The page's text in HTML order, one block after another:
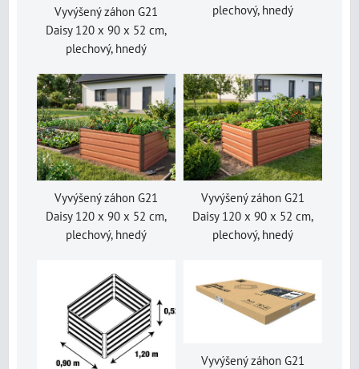
Vyvýšený záhon G21
Daisy 120 x 90 x 52 cm,
plechový, hnedý
plechový, hnedý
Vyvýšený záhon G21
Daisy 120 x 90 x 52 cm,
plechový, hnedý
Vyvýšený záhon G21
Daisy 120 x 90 x 52 cm,
plechový, hnedý
Vyvýšený záhon G21